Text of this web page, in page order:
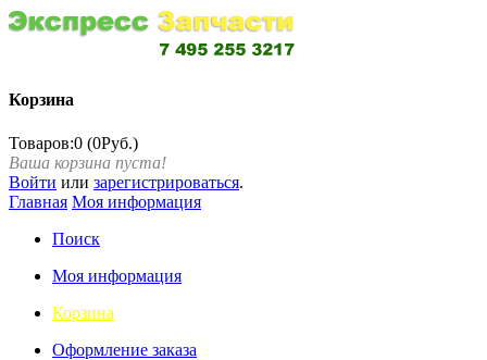
Корзина
Товаров:0 (0Руб.)
Ваша корзина пуста!
Войти или зарегистрироваться.
Главная Моя информация
Поиск
Моя информация
Корзина
Оформление заказа